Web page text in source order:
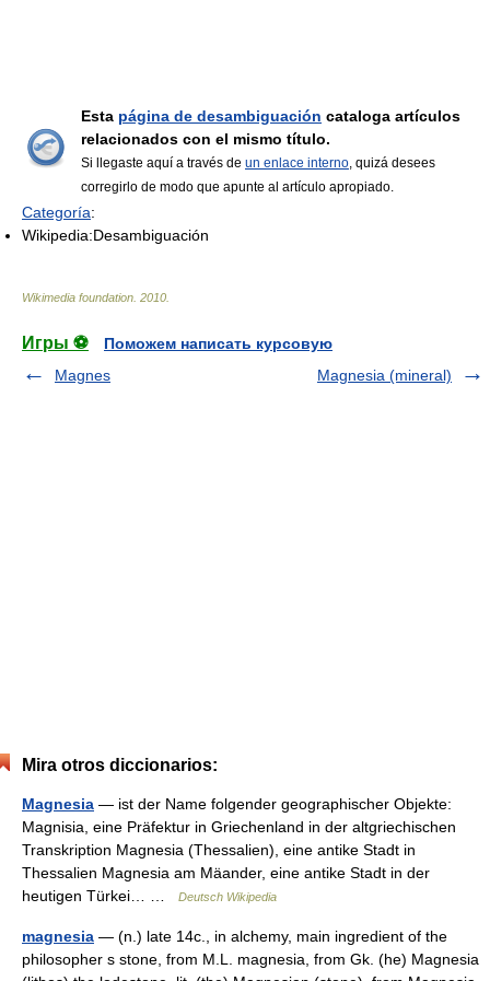
Esta página de desambiguación cataloga artículos
relacionados con el mismo título.
Si llegaste aquí a través de un enlace interno, quizá desees
corregirlo de modo que apunte al artículo apropiado.
Categoría:
Wikipedia:Desambiguación
Wikimedia foundation 2010
Игры ⚽
Поможем написать курсовую
Magnes
Magnesia (mineral)
Mira otros diccionarios:
Magnesia — ist der Name folgender geographischer Objekte:
Magnisia, eine Präfektur in Griechenland in der altgriechischen
Transkription Magnesia (Thessalien), eine antike Stadt in
Thessalien Magnesia am Mäander, eine antike Stadt in der
heutigen Türkei… …
Deutsch Wikipedia
magnesia — (n.) late 14c., in alchemy, main ingredient of the
philosopher s stone, from M.L. magnesia, from Gk. (he) Magnesia